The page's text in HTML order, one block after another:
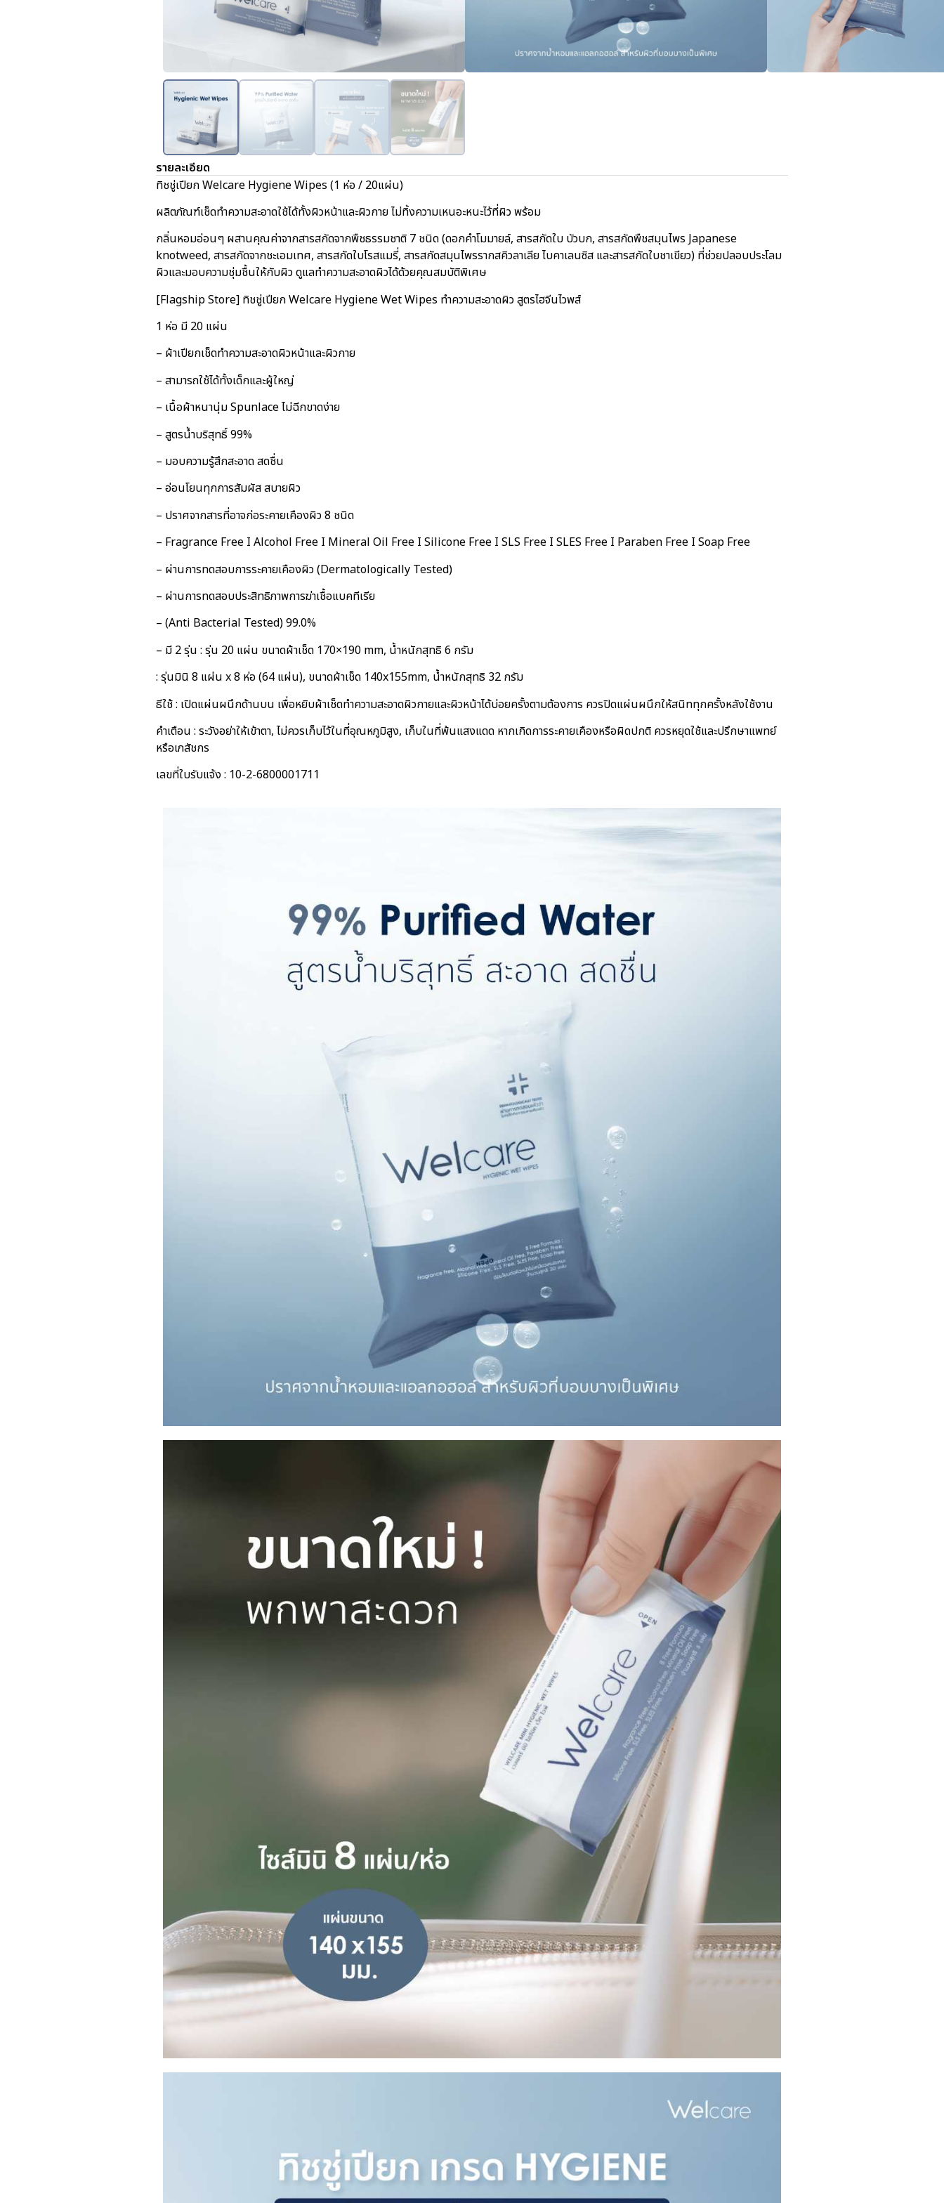
รายละเอียด
ทิชชู่เปียก Welcare Hygiene Wipes (1 ห่อ / 20แผ่น)
ผลิตภัณฑ์เช็ดทำความสะอาดใช้ได้ทั้งผิวหน้าและผิวกาย ไม่ทิ้งความเหนอะหนะไว้ที่ผิว พร้อม
กลิ่นหอมอ่อนๆ ผสานคุณค่าจากสารสกัดจากพืชธรรมชาติ 7 ชนิด (ดอกคำโมมายล์, สารสกัดใบ บัวบก, สารสกัดพืชสมุนไพร Japanese
knotweed, สารสกัดจากชะเอมเทศ, สารสกัดใบโรสแมรี่, สารสกัดสมุนไพรรากสคิวลาเลีย ไบคาเลนซิส และสารสกัดใบชาเขียว) ที่ช่วยปลอบประโลม
ผิวและมอบความชุ่มชื้นให้กับผิว ดูแลทำความสะอาดผิวได้ด้วยคุณสมบัติพิเศษ
[Flagship Store] ทิชชู่เปียก Welcare Hygiene Wet Wipes ทำความสะอาดผิว สูตรไฮจีนไวพส์
1 ห่อ มี 20 แผ่น
– ผ้าเปียกเช็ดทำความสะอาดผิวหน้าและผิวกาย
– สามารถใช้ได้ทั้งเด็กและผู้ใหญ่
– เนื้อผ้าหนานุ่ม Spunlace ไม่ฉีกขาดง่าย
– สูตรน้ำบริสุทธิ์ 99%
– มอบความรู้สึกสะอาด สดชื่น
– อ่อนโยนทุกการสัมผัส สบายผิว
– ปราศจากสารที่อาจก่อระคายเคืองผิว 8 ชนิด
– Fragrance Free I Alcohol Free I Mineral Oil Free I Silicone Free I SLS Free I SLES Free I Paraben Free I Soap Free
– ผ่านการทดสอบการระคายเคืองผิว (Dermatologically Tested)
– ผ่านการทดสอบประสิทธิภาพการฆ่าเชื้อแบคทีเรีย
– (Anti Bacterial Tested) 99.0%
– มี 2 รุ่น : รุ่น 20 แผ่น ขนาดผ้าเช็ด 170×190 mm, น้ำหนักสุทธิ 6 กรัม
: รุ่นมินิ 8 แผ่น x 8 ห่อ (64 แผ่น), ขนาดผ้าเช็ด 140x155mm, น้ำหนักสุทธิ 32 กรัม
ธีใช้ : เปิดแผ่นผนึกด้านบน เพื่อหยิบผ้าเช็ดทำความสะอาดผิวกายและผิวหน้าได้บ่อยครั้งตามต้องการ ควรปิดแผ่นผนึกให้สนิททุกครั้งหลังใช้งาน
คำเตือน : ระวังอย่าให้เข้าตา, ไม่ควรเก็บไว้ในที่อุณหภูมิสูง, เก็บในที่พ้นแสงแดด หากเกิดการระคายเคืองหรือผิดปกติ ควรหยุดใช้และปรึกษาแพทย์
หรือเภสัชกร
เลขที่ใบรับแจ้ง : 10-2-6800001711